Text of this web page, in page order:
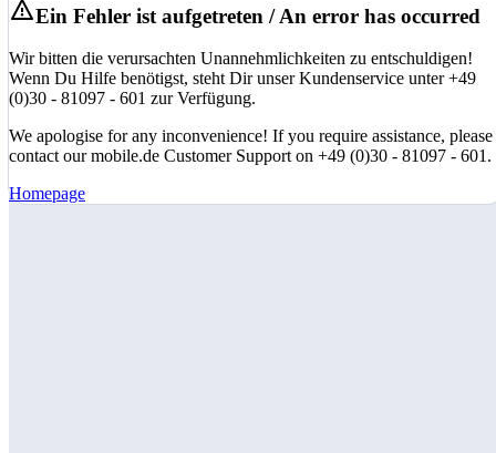
Ein Fehler ist aufgetreten / An error has occurred
Wir bitten die verursachten Unannehmlichkeiten zu entschuldigen!
Wenn Du Hilfe benötigst, steht Dir unser Kundenservice unter +49
(0)30 - 81097 - 601 zur Verfügung.
We apologise for any inconvenience! If you require assistance, please
contact our mobile.de Customer Support on +49 (0)30 - 81097 - 601.
Homepage